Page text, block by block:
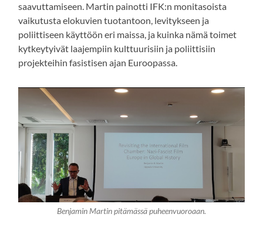
saavuttamiseen. Martin painotti IFK:n monitasoista
vaikutusta elokuvien tuotantoon, levitykseen ja
poliittiseen käyttöön eri maissa, ja kuinka nämä toimet
kytkeytyivät laajempiin kulttuurisiin ja poliittisiin
projekteihin fasistisen ajan Euroopassa.
Benjamin Martin pitämässä puheenvuoroaan.